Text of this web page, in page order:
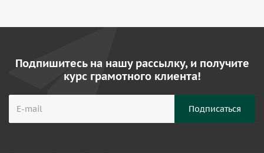
Подпишитесь на нашу рассылку, и получите
курс грамотного клиента!